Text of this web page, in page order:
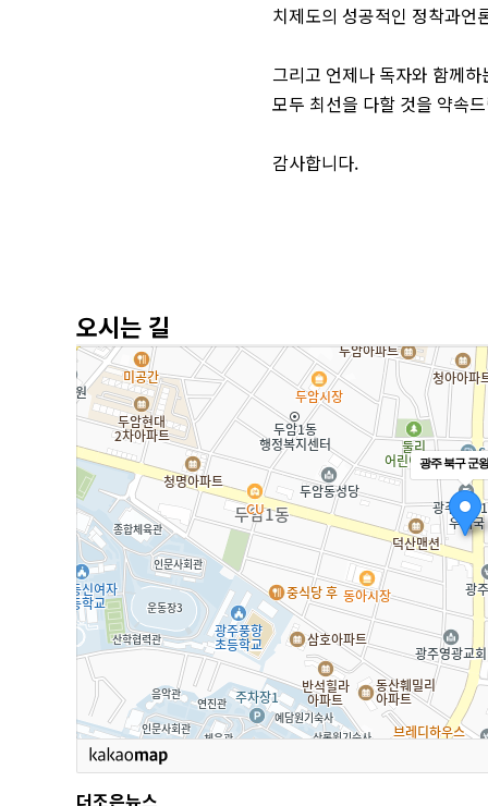
치제도의 성공적인 정착과언
그리고 언제나 독자와 함께
모두 최선을 다할 것을 약속
감사합니다.
오시는 길
광주 북구 군
더조은뉴스